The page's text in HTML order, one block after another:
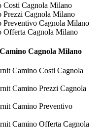
Costi Cagnola Milano
Prezzi Cagnola Milano
Preventivo Cagnola Milano
Offerta Cagnola Milano
Camino Cagnola Milano
Camino Costi Cagnola
Camino Prezzi Cagnola
Camino Preventivo
Camino Offerta Cagnola